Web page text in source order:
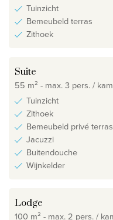
Tuinzicht
Bemeubeld terras
Zithoek
Suite
55 m² - max. 3 pers. /
Tuinzicht
Zithoek
Bemeubeld privé terras
Jacuzzi
Buitendouche
Wijnkelder
Lodge
100 m² - max. 2 pers. /